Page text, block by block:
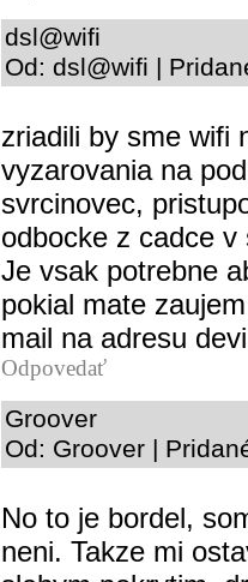
dsl@wifi
Od: dsl@wifi |
zriadili by sme wifi
vyzarovania na
svrcinovec,
odbocke z cadce
Je vsak potrebne
pokial mate
mail na adresu
Odpovedať
Groover
Od: Groover |
No to je bordel,
neni. Takze mi